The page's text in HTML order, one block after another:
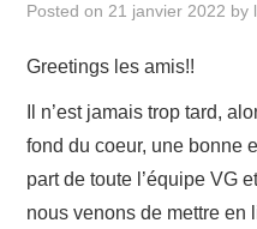
OUTTA10
Posted on 21 janvier 2022 by
Greetings les amis!!
Il n’est jamais trop tard,
fond du coeur, une bonne
part de toute l’équipe VG
nous venons de mettre